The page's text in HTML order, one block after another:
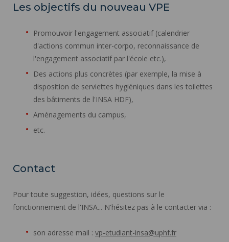
Les objectifs du nouveau VPE
Promouvoir l'engagement associatif (calendrier
d'actions commun inter-corpo, reconnaissance de
l'engagement associatif par l'école etc.),
Des actions plus concrètes (par exemple, la mise à
disposition de serviettes hygiéniques dans les toilettes
des bâtiments de l'INSA HDF),
Aménagements du campus,
etc.
Contact
Pour toute suggestion, idées, questions sur le
fonctionnement de l'INSA... N'hésitez pas à le contacter via :
son adresse mail : vp-etudiant-insa@uphf.fr